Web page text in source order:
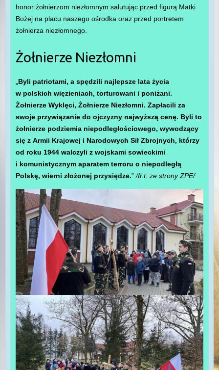
honor żołnierzom niezłomnym salutując przed figurą Matki
Bożej na placu naszego ośrodka oraz przed portretem
żołnierza niezłomnego.
Żołnierze Niezłomni
Byli patriotami, a spędzili najlepsze lata życia
w polskich więzieniach, torturowani i poniżani.
Żołnierze Wyklęci, Żołnierze Niezłomni. Zapłacili za
swoje przywiązanie do ojczyzny najwyższą cenę. Byli to
żołnierze podziemia niepodległościowego, wywodzący
się z Armii Krajowej i Narodowych Sił Zbrojnych, którzy
od roku 1944 walczyli z wojskami sowieckimi
i komunistycznym aparatem terroru o niepodległą
Polskę, wierni złożonej przysiędze.”/fr.t. ze strony ZPE/